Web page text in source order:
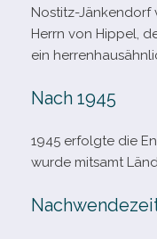
Nostitz-​Jänkendorf
Herrn von Hippel,
ein
Nach 1945
1945 erfolgte die
wurde mit­samt